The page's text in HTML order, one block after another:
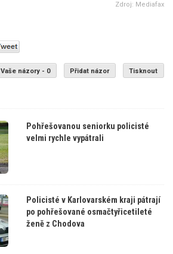
Zdroj: Mediafax
Vaše názory - 0 Přidat názor Tisknout
Pohřešovanou seniorku policisté
velmi rychle vypátrali
Policisté v Karlovarském kraji pátrají
po pohřešované osmačtyřicetileté
ženě z Chodova